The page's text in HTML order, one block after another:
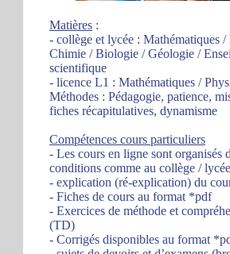
Matières :
- collège et lycée : Mathématiques /
Chimie / Biologie / Géologie /
scientifique
- licence L1 : Mathématiques /
Méthodes : Pédagogie, patience,
fiches récapitulatives, dynamisme
Compétences cours particuliers
- Les cours en ligne sont organisés
conditions comme au collège /
- explication (ré-explication) du
- Fiches de cours au format *pdf
- Exercices de méthode et
(TD)
- Corrigés disponibles au format